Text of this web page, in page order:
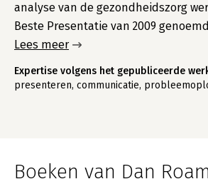
analyse van de gezondheidszorg
Beste Presentatie van 2009
Lees meer
Expertise volgens het gepubliceerde
presenteren, communicatie,
Boeken van Dan